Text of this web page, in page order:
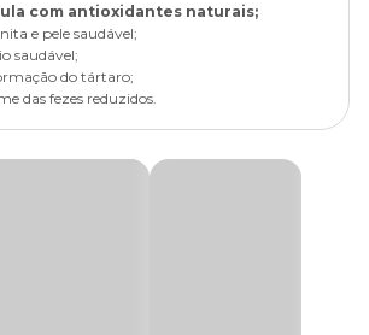
com antioxidantes naturais;
e pele saudável;
saudável;
do tártaro;
das fezes reduzidos.